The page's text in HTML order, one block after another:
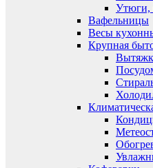
Утюги,
Вафельницы
Весы
Крупная